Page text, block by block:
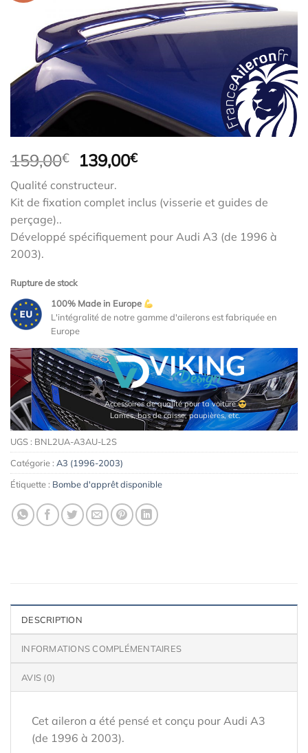
159,00€
Le
initial
était :
139,00€Le
est :
Qualité constructeur.
Kit de fixation complet inclus (visserie et guides de
perçage)..
Développé spécifiquement pour Audi A3 (de 1996 à
2003).
Rupture de stock
100% Made in Europe
L'intégralité de notre gamme d'ailerons est fabriquée en
Europe
Accessoires de qualité pour ta voiture
Lames, bas de caisse, paupières, etc.
UGS : BNL2UA-A3AU-L2S
Catégorie : A3 (1996-2003)
Étiquette : Bombe d'apprêt disponible
DESCRIPTION
INFORMATIONS COMPLÉMENTAIRES
AVIS (0)
Cet aileron a été pensé et conçu pour Audi A3
(de 1996 à 2003).